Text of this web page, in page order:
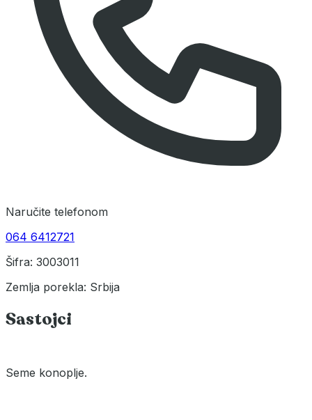
Naručite telefonom
064 6412721
Šifra: 3003011
Zemlja porekla: Srbija
Sastojci
Seme konoplje.